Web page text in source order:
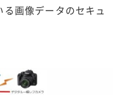
画像データのセキュ